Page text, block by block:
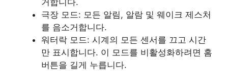
거합니다.
극장 모드: 모든 알림, 알람 및 웨이크 제스처
를 음소거합니다.
워터락 모드: 시계의 모든 센서를 끄고 시간
만 표시합니다. 이 모드를 비활성화하려면 홈
버튼을 길게 누릅니다.